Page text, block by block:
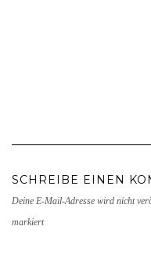
SCHREIBE EINEN
Deine E-Mail-Adresse wird nicht
markiert